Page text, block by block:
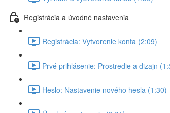
Registrácia a úvodné nastavenia
Registrácia: Vytvorenie konta (2:09)
Prvé prihlásenie: Prostredie a dizajn
Heslo: Nastavenie nového hesla (1:30)